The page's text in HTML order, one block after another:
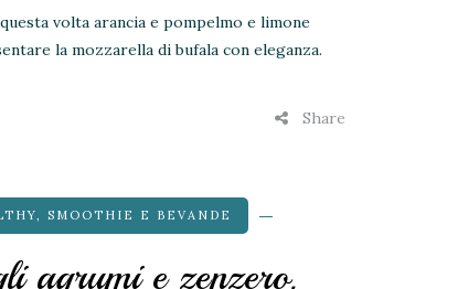
volta arancia e pompelmo e limone
la mozzarella di bufala con eleganza.
Share
, SMOOTHIE E BEVANDE
agrumi e zenzero,